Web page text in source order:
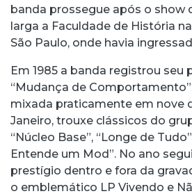
banda prossegue após o show
larga a Faculdade de História
São Paulo, onde havia
Em 1985 a banda registrou seu
“Mudança de
mixada praticamente em nove
Janeiro, trouxe clássicos do
“Núcleo Base”, “Longe de
Entende um Mod”. No ano
prestígio dentro e fora da
o emblemático LP Vivendo e